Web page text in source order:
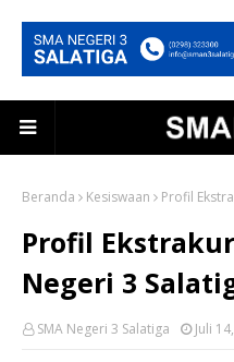
Beranda Kesiswaan Profil
Profil
Negeri 3
SMA Negeri 3 Salatiga Juli